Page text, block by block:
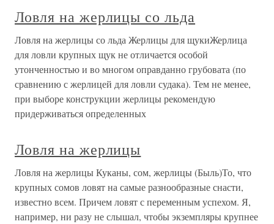
Ловля на жерлицы со льда
Ловля на жерлицы со льда Жерлицы для щукиЖерлица
для ловли крупных щук не отличается особой
утонченностью и во многом оправданно грубовата (по
сравнению с жерлицей для ловли судака). Тем не менее,
при выборе конструкции жерлицы рекомендую
придерживаться определенных
Ловля на жерлицы
Ловля на жерлицы Куканы, сом, жерлицы (Быль)То, что
крупных сомов ловят на самые разнообразные снасти,
известно всем. Причем ловят с переменным успехом. Я,
например, ни разу не слышал, чтобы экземпляры крупнее